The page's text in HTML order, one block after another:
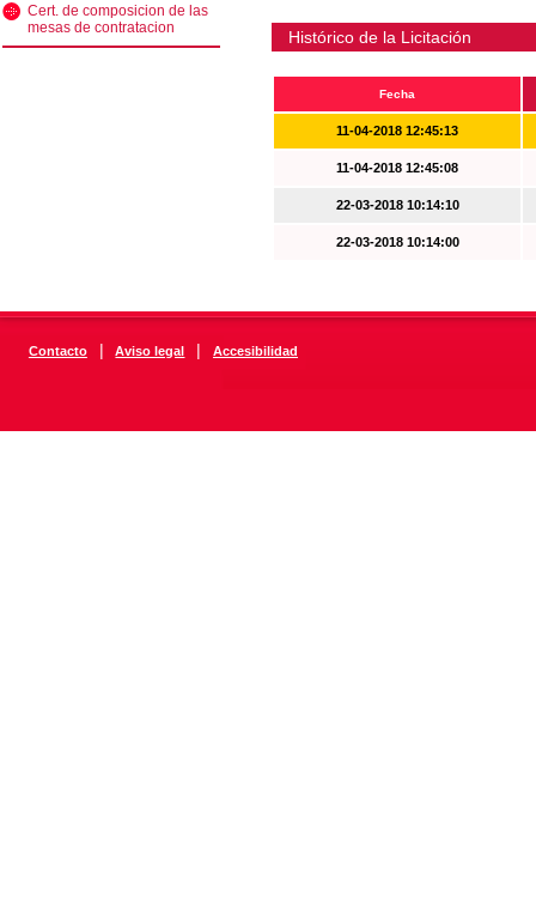
Cert. de composicion de las
mesas de contratacion
Histórico de la Licitación
Fecha
11-04-2018 12:45:13
11-04-2018 12:45:08
22-03-2018 10:14:10
22-03-2018 10:14:00
Contacto | Aviso legal | Accesibilidad